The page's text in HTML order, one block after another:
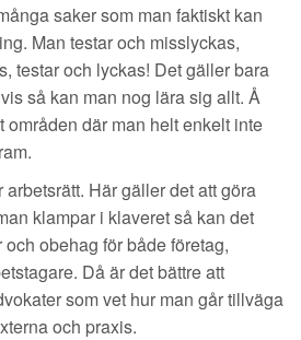
saker som man faktiskt kan
Man testar och misslyckas,
testar och lyckas! Det gäller bara
så kan man nog lära sig allt. Å
områden där man helt enkelt inte
arbetsrätt. Här gäller det att göra
klampar i klaveret så kan det
obehag för både företag,
Då är det bättre att
som vet hur man går tillväga
och praxis.